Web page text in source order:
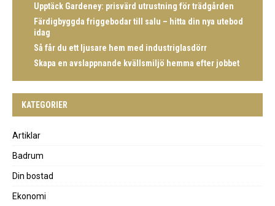
Upptäck Gardeney: prisvärd utrustning för trädgården
Färdigbyggda friggebodar till salu – hitta din nya utebod
idag
Så får du ett ljusare hem med industriglasdörr
Skapa en avslappnande kvällsmiljö hemma efter jobbet
KATEGORIER
Artiklar
Badrum
Din bostad
Ekonomi